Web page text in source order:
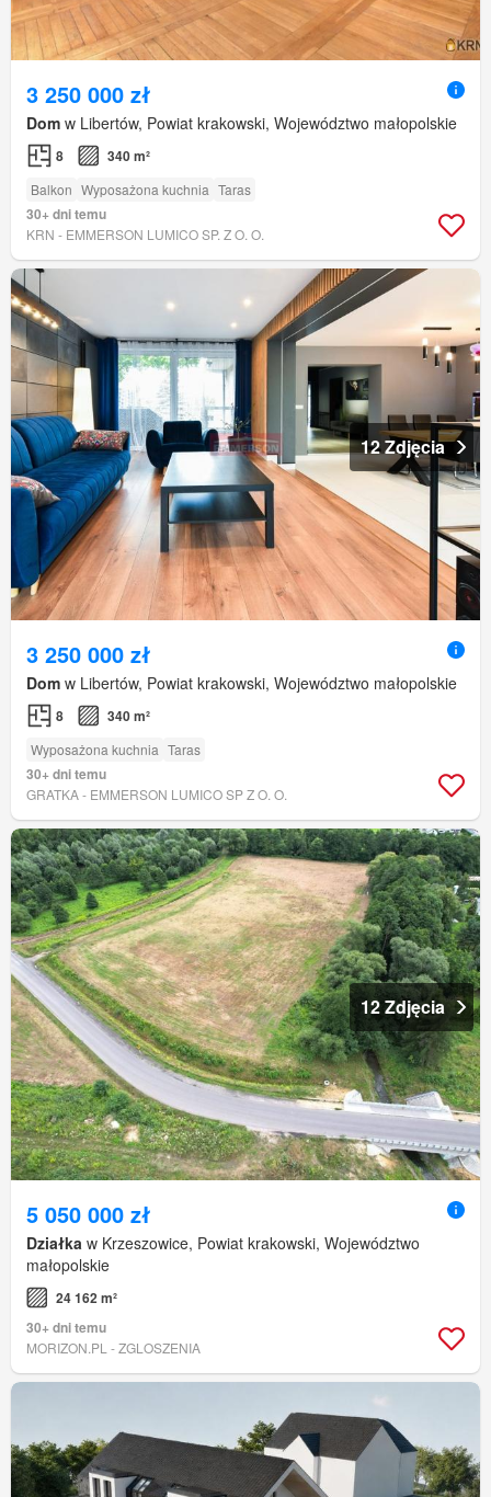
3 250 000 zł
Dom w Libertów, Powiat krakowski, Województwo małopolskie
8 340 m²
Balkon Wyposażona kuchnia Taras
30+ dni temu
KRN - EMMERSON LUMICO SP. Z O. O.
12 Zdjęcia
3 250 000 zł
Dom w Libertów, Powiat krakowski, Województwo małopolskie
8 340 m²
Wyposażona kuchnia Taras
30+ dni temu
GRATKA - EMMERSON LUMICO SP Z O. O.
12 Zdjęcia
5 050 000 zł
Działka w Krzeszowice, Powiat krakowski, Województwo
małopolskie
24 162 m²
30+ dni temu
MORIZON.PL - ZGLOSZENIA